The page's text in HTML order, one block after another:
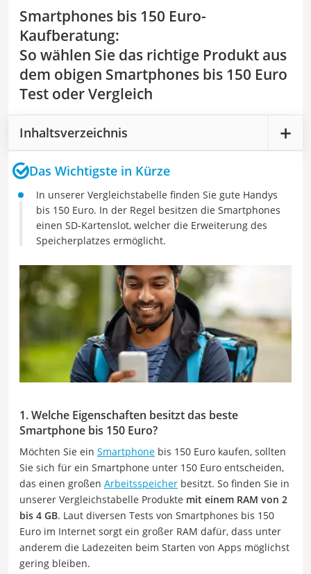
Smartphones bis 150 Euro-
Kaufberatung:
So wählen Sie das richtige Produkt aus
dem obigen Smartphones bis 150 Euro
Test oder Vergleich
Inhaltsverzeichnis
Das Wichtigste in Kürze
In unserer Vergleichstabelle finden Sie gute Handys
bis 150 Euro. In der Regel besitzen die Smartphones
einen SD-Kartenslot, welcher die Erweiterung des
Speicherplatzes ermöglicht.
1. Welche Eigenschaften besitzt das beste
Smartphone bis 150 Euro?
Möchten Sie ein Smartphone bis 150 Euro kaufen, sollten
Sie sich für ein Smartphone unter 150 Euro entscheiden,
das einen großen Arbeitsspeicher besitzt. So finden Sie in
unserer Vergleichstabelle Produkte mit einem RAM von 2
bis 4 GB. Laut diversen Tests von Smartphones bis 150
Euro im Internet sorgt ein großer RAM dafür, dass unter
anderem die Ladezeiten beim Starten von Apps möglichst
gering bleiben.